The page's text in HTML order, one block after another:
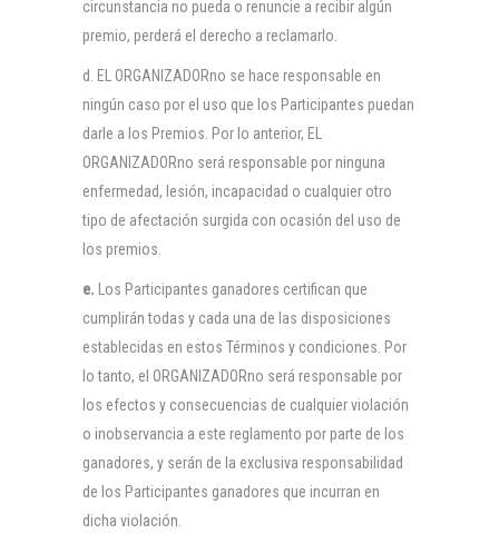
circunstancia no pueda o renuncie a recibir algún
premio, perderá el derecho a reclamarlo.
d. EL ORGANIZADORno se hace responsable en
ningún caso por el uso que los Participantes puedan
darle a los Premios. Por lo anterior, EL
ORGANIZADORno será responsable por ninguna
enfermedad, lesión, incapacidad o cualquier otro
tipo de afectación surgida con ocasión del uso de
los premios.
e.
Los Participantes ganadores certifican que
cumplirán todas y cada una de las disposiciones
establecidas en estos Términos y condiciones. Por
lo tanto, el ORGANIZADORno será responsable por
los efectos y consecuencias de cualquier violación
o inobservancia a este reglamento por parte de los
ganadores, y serán de la exclusiva responsabilidad
de los Participantes ganadores que incurran en
dicha violación.